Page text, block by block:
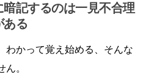
記するのは一見不合理
ある
わかって覚え始める、そんな
。